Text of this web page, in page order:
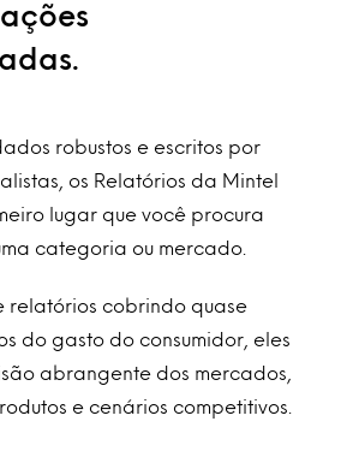
robustos e escritos por
os Relatórios da Mintel
lugar que você procura
categoria ou mercado.
relatórios cobrindo quase
do gasto do consumidor, eles
abrangente dos mercados,
e cenários competitivos.